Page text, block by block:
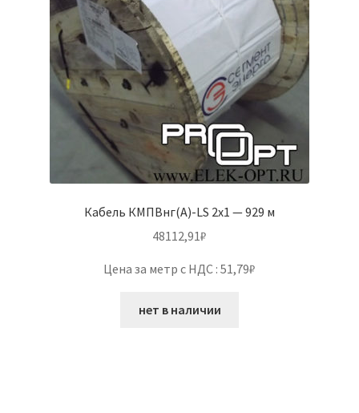
Кабель КМПВнг(А)-LS 2х1 — 929 м
48112,91₽
Цена за метр с НДС : 51,79₽
нет в наличии